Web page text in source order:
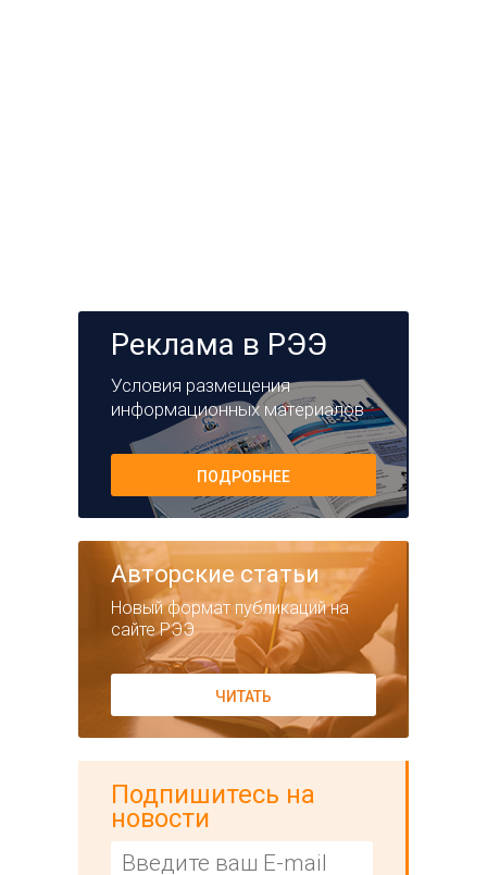
Реклама в РЭЭ
Условия размещения
информационных материалов
ПОДРОБНЕЕ
Авторские статьи
Новый формат публикаций на
сайте РЭЭ
ЧИТАТЬ
Подпишитесь на
новости